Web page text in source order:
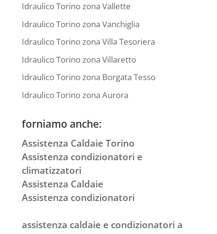
Idraulico Torino zona Vallette
Idraulico Torino zona Vanchiglia
Idraulico Torino zona Villa Tesoriera
Idraulico Torino zona Villaretto
Idraulico Torino zona Borgata Tesso
Idraulico Torino zona Aurora
forniamo anche:
Assistenza Caldaie Torino
Assistenza condizionatori e
climatizzatori
Assistenza Caldaie
Assistenza condizionatori
assistenza caldaie e condizionatori a